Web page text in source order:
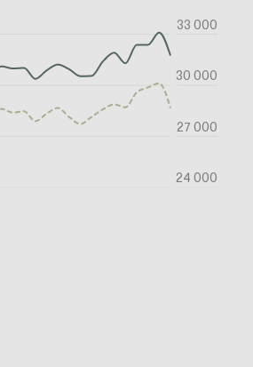
24 000
27 000
30 000
33 000